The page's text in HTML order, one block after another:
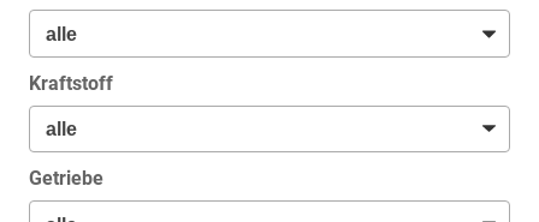
Kraftstoff
Getriebe